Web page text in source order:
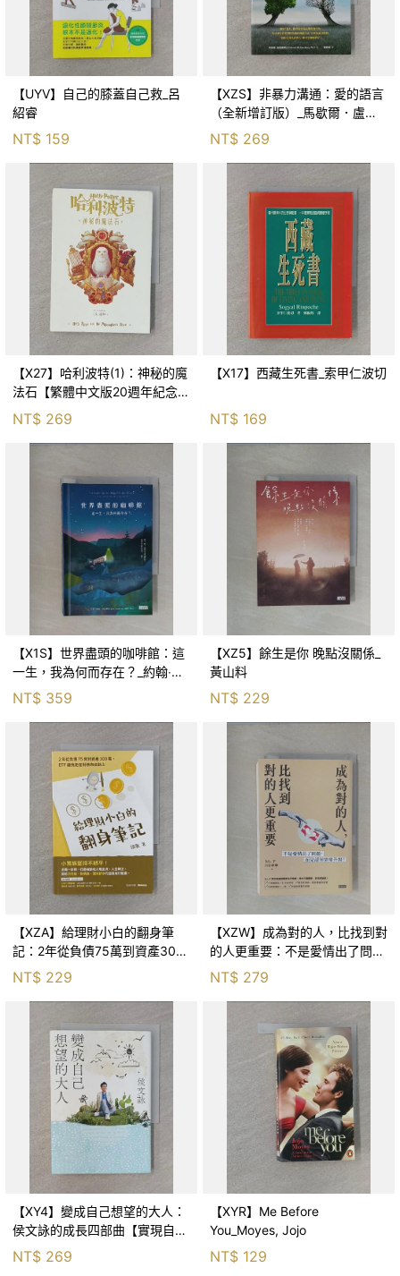
【UYV】自己的膝蓋自己救_呂
紹睿
NT$ 159
【XZS】非暴力溝通：愛的語言
（全新增訂版）_馬歇爾．盧森
堡, 蕭寶森
NT$ 269
【X27】哈利波特(1)：神秘的魔
法石【繁體中文版20週年紀念】
NT$ 269
【X17】西藏生死書_索甲仁波切
NT$ 169
【X1S】世界盡頭的咖啡館：這
一生，我為何而存在？_約翰‧史
崔勒基, Elsa
NT$ 359
【XZ5】餘生是你 晚點沒關係_
黃山料
NT$ 229
【XZA】給理財小白的翻身筆
記：2年從負債75萬到資產300
萬，ETF讓我走在財務自由路上_
鐵蛋
NT$ 229
【XZW】成為對的人，比找到對
的人更重要：不是愛情出了問
題，而是認知需要升級！_Mr. P
NT$ 279
【XY4】變成自己想望的大人：
侯文詠的成長四部曲【實現自
己】_侯文詠
NT$ 269
【XYR】Me Before
You_Moyes, Jojo
NT$ 129